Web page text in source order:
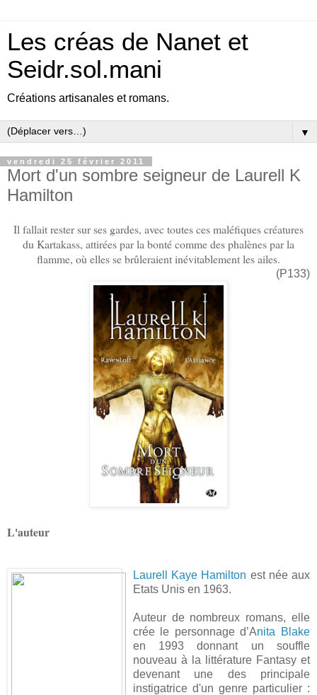
Les créas de Nanet et
Seidr.sol.mani
Créations artisanales et romans.
▼
vendredi 25 février 2011
Mort d'un sombre seigneur de Laurell K
Hamilton
Il fallait rester sur ses gardes, avec toutes ces maléfiques créatures
du Kartakass, attirées par la bonté comme des phalènes par la
flamme, où elles se brûleraient inévitablement les ailes.
(P133)
L'auteur
Laurell Kaye Hamilton est née aux
Etats Unis en 1963.
Auteur de nombreux romans, elle
crée le personnage d’Anita Blake
en 1993 donnant un souffle
nouveau à la littérature Fantasy et
devenant une des principale
instigatrice d'un genre particulier :